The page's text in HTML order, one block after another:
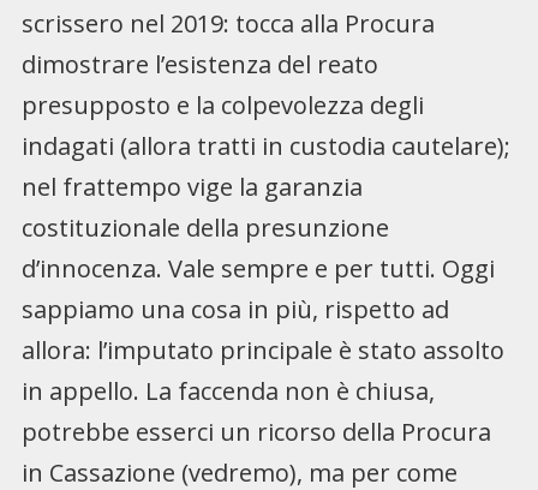
scrissero nel 2019: tocca alla Procura
dimostrare l’esistenza del reato
presupposto e la colpevolezza degli
indagati (allora tratti in custodia cautelare);
nel frattempo vige la garanzia
costituzionale della presunzione
d’innocenza. Vale sempre e per tutti. Oggi
sappiamo una cosa in più, rispetto ad
allora: l’imputato principale è stato assolto
in appello. La faccenda non è chiusa,
potrebbe esserci un ricorso della Procura
in Cassazione (vedremo), ma per come